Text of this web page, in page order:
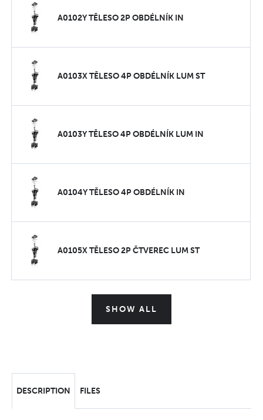
A0102Y TĚLESO 2P OBDÉLNÍK IN
A0103X TĚLESO 4P OBDÉLNÍK LUM ST
A0103Y TĚLESO 4P OBDÉLNÍK LUM IN
A0104Y TĚLESO 4P OBDÉLNÍK IN
A0105X TĚLESO 2P ČTVEREC LUM ST
SHOW ALL
DESCRIPTION FILES